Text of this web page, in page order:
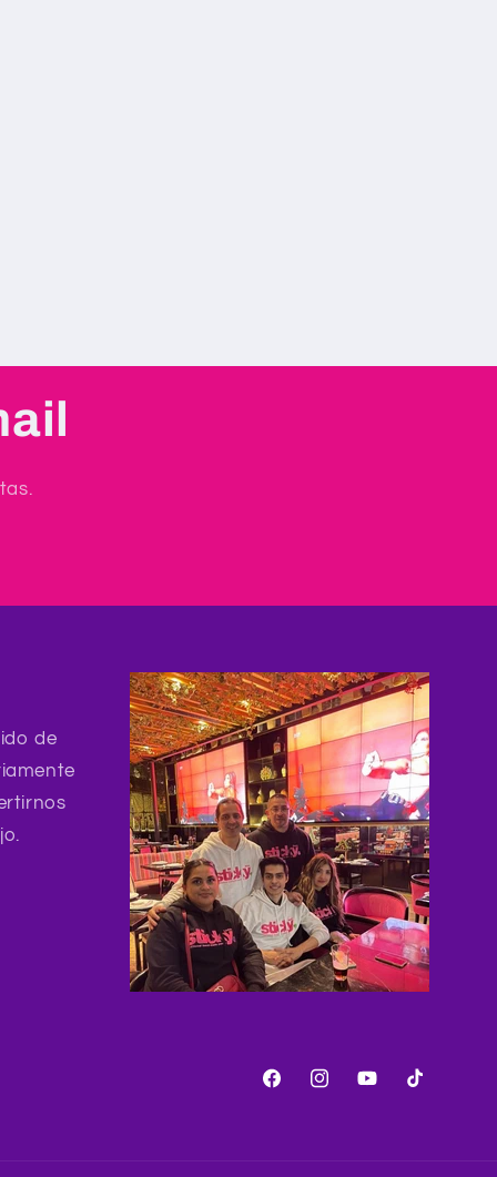
de
FacebookInstagramYouTubeTikTok